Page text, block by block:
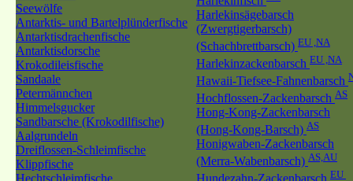
Seewölfe
Antarktis- und Bartelplünderfische
Antarktisdrachenfische
Antarktisdorsche
Krokodileisfische
Sandaale
Petermännchen
Himmelsgucker
Sandbarsche (Krokodilfische)
Aalgrundeln
Dreiflossen-Schleimfische
Klippfische
Hechtschleimfische
Harlekinsägebarsch
(Zwergtigerbarsch)
(Schachbrettbarsch) EU ,NA
Harlekinzackenbarsch EU ,NA
Hawaii-Tiefsee-Fahnenbarsch
Hochflossen-Zackenbarsch AS
Hong-Kong-Zackenbarsch
(Hong-Kong-Barsch) AS
Honigwaben-Zackenbarsch
(Merra-Wabenbarsch) AS,AU
EU